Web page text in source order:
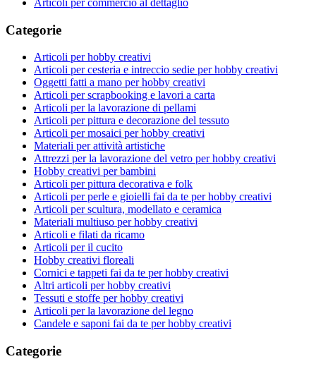
Categorie
Articoli per hobby creativi
Articoli per cesteria e intreccio sedie per hobby creativi
Oggetti fatti a mano per hobby creativi
Articoli per scrapbooking e lavori a carta
Articoli per la lavorazione di pellami
Articoli per pittura e decorazione del tessuto
Articoli per mosaici per hobby creativi
Materiali per attività artistiche
Attrezzi per la lavorazione del vetro per hobby creativi
Hobby creativi per bambini
Articoli per pittura decorativa e folk
Articoli per perle e gioielli fai da te per hobby creativi
Articoli per scultura, modellato e ceramica
Materiali multiuso per hobby creativi
Articoli e filati da ricamo
Articoli per il cucito
Hobby creativi floreali
Cornici e tappeti fai da te per hobby creativi
Altri articoli per hobby creativi
Tessuti e stoffe per hobby creativi
Articoli per la lavorazione del legno
Candele e saponi fai da te per hobby creativi
Categorie